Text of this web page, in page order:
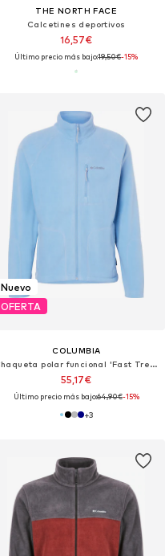
THE NORTH FACE
Calcetines deportivos
16,57€
Último precio más bajo:19,50€-15%
Nuevo
OFERTA
COLUMBIA
Chaqueta polar funcional 'Fast Trek II'
55,17€
Último precio más bajo:64,90€-15%
+3